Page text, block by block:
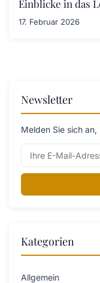
Einblicke in das
17. Februar 2026
Newsletter
Melden Sie sich
Kategorien
Allgemein